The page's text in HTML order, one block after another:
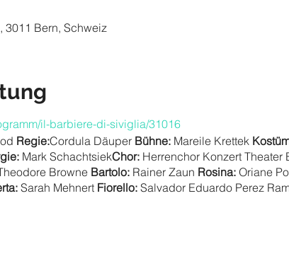
3011 Bern, Schweiz
il-barbiere-di-siviglia/31016
Regie:Cordula Däuper Bühne:Mareile Krettek
Mark SchachtsiekChor:Herrenchor Konzert Theater
Browne Bartolo:Rainer Zaun Rosina:Oriane
Sarah Mehnert Fiorello: Salvador Eduardo Perez